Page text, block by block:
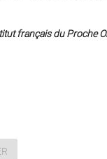
français du Proche